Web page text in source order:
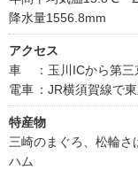
降水量1556.8mm
アクセス
車
：玉川ICから第
電車 ：JR横須賀線で
特産物
三崎のまぐろ、松輪
ハム